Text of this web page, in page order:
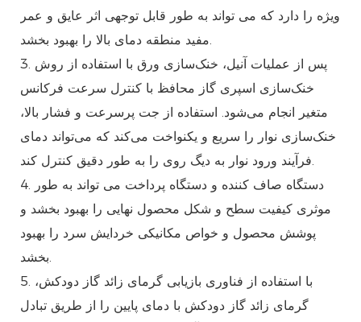
ویژه را دارد که می تواند به طور قابل توجهی اثر عایق و عمر
مفید منطقه دمای بالا را بهبود بخشد.
3. پس از عملیات آنیل، خنک‌سازی ورق با استفاده از روش
خنک‌سازی اسپری گاز محافظ با کنترل سرعت فرکانس
متغیر انجام می‌شود. استفاده از جت پرسرعت و فشار بالا،
خنک‌سازی نوار را سریع و یکنواخت می‌کند که می‌تواند دمای
فرآیند ورود نوار به دیگ روی را به طور دقیق کنترل کند.
4. دستگاه صاف کننده و دستگاه پرداخت می تواند به طور
موثری کیفیت سطح و شکل محصول نهایی را بهبود بخشد و
پوشش محصول و خواص مکانیکی خردایش سرد را بهبود
بخشد.
5. با استفاده از فناوری بازیابی گرمای زائد گاز دودکش،
گرمای زائد گاز دودکش با دمای پایین را از طریق تبادل